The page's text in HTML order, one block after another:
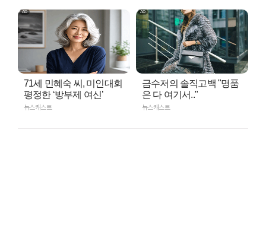
71세 민혜숙 씨, 미인대회
평정한 ‘방부제 여신’
뉴스캐스트
금수저의 솔직고백 "명품
은 다 여기서.."
뉴스캐스트